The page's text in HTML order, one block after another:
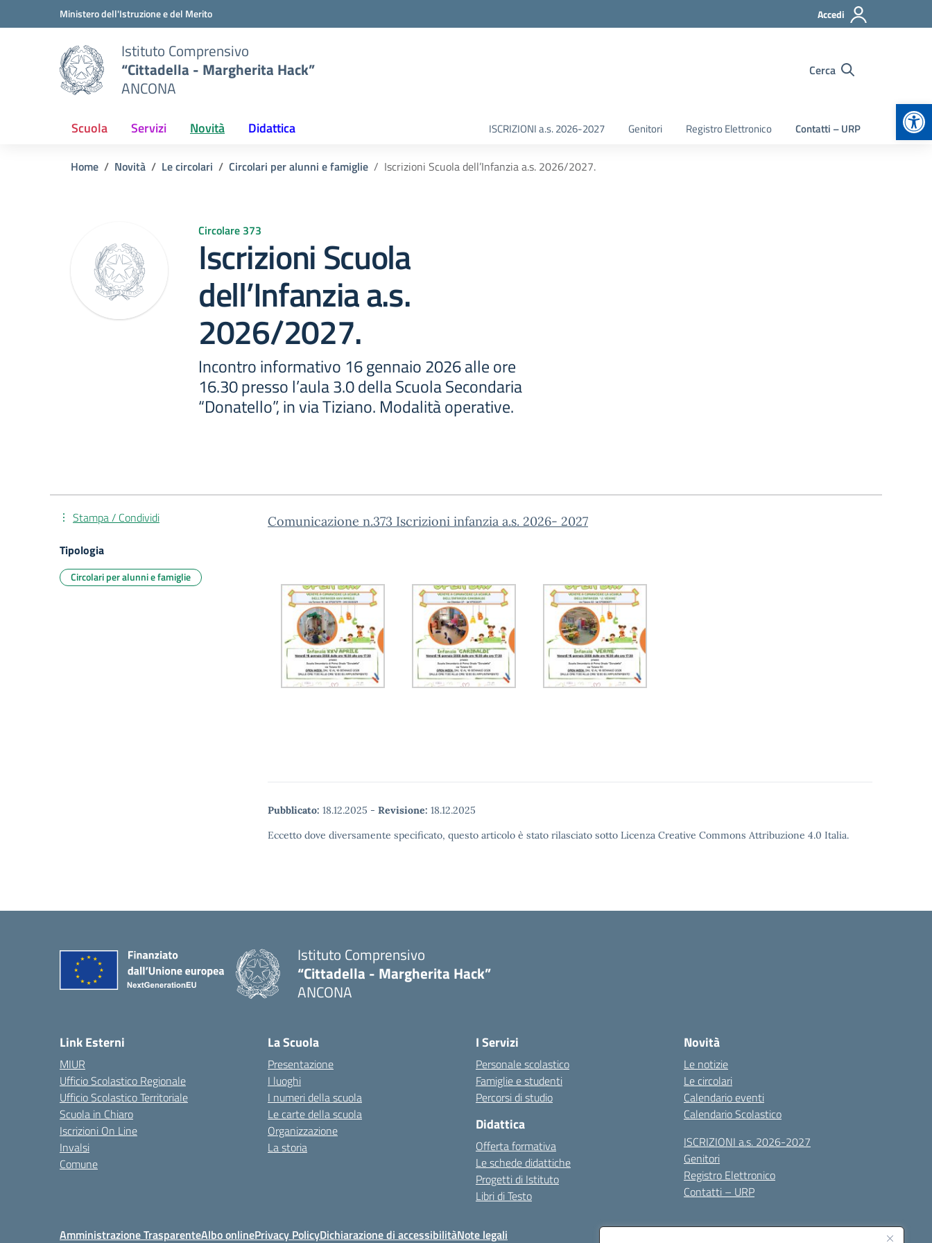
Vai ai contenuti
Vai al menu di navigazioneMinistero dell'Istruzione e del Merito Accedi
Istituto Comprensivo
“Cittadella - Margherita Hack”
ANCONA
Cerca
Scuola Servizi Novità Didattica ISCRIZIONI a.s. 2026-2027 Genitori Registro Elettronico Contatti – URP
Home Novità Le circolari Circolari per alunni e famiglie Iscrizioni Scuola dell’Infanzia a.s. 2026/2027.
Circolare 373
Iscrizioni Scuola
dell’Infanzia a.s.
2026/2027.
Incontro informativo 16 gennaio 2026 alle ore
16.30 presso l’aula 3.0 della Scuola Secondaria
“Donatello”, in via Tiziano. Modalità operative.
Comunicazione n.373 Iscrizioni infanzia a.s. 2026- 2027
Pubblicato: 18.12.2025 - Revisione: 18.12.2025
Eccetto dove diversamente specificato, questo articolo è stato rilasciato sotto Licenza Creative Commons Attribuzione 4.0 Italia.
Stampa / Condividi
Tipologia
Circolari per alunni e famiglie
Istituto Comprensivo
“Cittadella - Margherita Hack”
ANCONA
Link Esterni
MIUR
Ufficio Scolastico Regionale
Ufficio Scolastico Territoriale
Scuola in Chiaro
Iscrizioni On Line
Invalsi
Comune
La Scuola
Presentazione
I luoghi
I numeri della scuola
Le carte della scuola
Organizzazione
La storia
I Servizi
Personale scolastico
Famiglie e studenti
Percorsi di studio
Didattica
Offerta formativa
Le schede didattiche
Progetti di Istituto
Libri di Testo
Novità
Le notizie
Le circolari
Calendario eventi
Calendario Scolastico
ISCRIZIONI a.s. 2026-2027
Genitori
Registro Elettronico
Contatti – URP
Amministrazione TrasparenteAlbo onlinePrivacy PolicyDichiarazione di accessibilitàNote legali